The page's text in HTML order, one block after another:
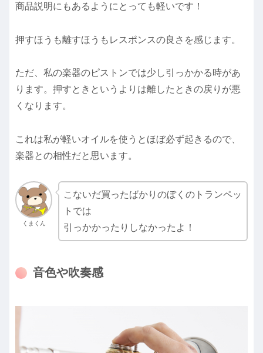
商品説明にもあるようにとっても軽いです！
押すほうも離すほうもレスポンスの良さを感じます。
ただ、私の楽器のピストンでは少し引っかかる時があ
ります。押すときというよりは離したときの戻りが悪
くなります。
これは私が軽いオイルを使うとほぼ必ず起きるので、
楽器との相性だと思います。
くまくん
こないだ買ったばかりのぼくのトランペッ
トでは
引っかかったりしなかったよ！
音色や吹奏感